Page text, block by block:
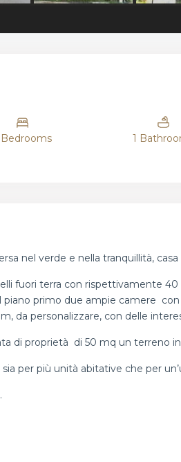
1
nel verde e nella tranquillità,
fuori terra con rispettivamente
piano primo due ampie camere
da personalizzare, con delle
di proprietà di 50 mq un terreno
per più unità abitative che per